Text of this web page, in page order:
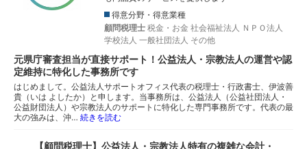
得意分野・得意業種
顧問税理士 税金・お金 社会福祉法人 ＮＰＯ法人
学校法人 一般社団法人 その他
元県庁審査担当が直接サポート！公益法人・宗教法人の運営や認
定維持に特化した事務所です
はじめまして。公益法人サポートオフィス代表の税理士・行政書士、伊波善
貴（いは よしたか）と申します。当事務所は、公益法人（公益社団法人・
公益財団法人）や宗教法人のサポートに特化した専門事務所です。代表の最
大の強みは、沖… 続きを読む
【顧問税理士】公益法人・宗教法人特有の複雑な会計・